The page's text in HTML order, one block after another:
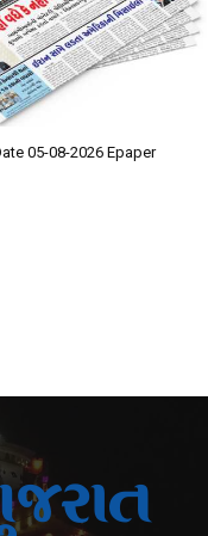
05-08-2026 Epaper